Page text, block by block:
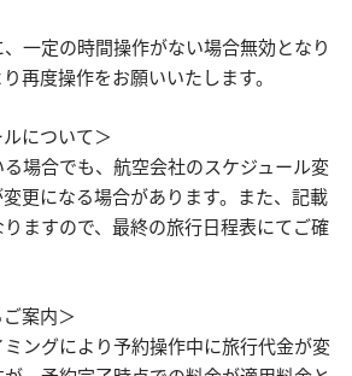
一定の時間操作がない場合無効となり
再度操作をお願いいたします。
について＞
場合でも、航空会社のスケジュール変
更になる場合があります。また、記載
ますので、最終の旅行日程表にてご確
案内＞
ングにより予約操作中に旅行代金が変